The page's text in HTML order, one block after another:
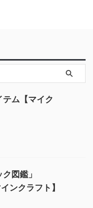
ム【マイク
図鑑」
ンクラフト】